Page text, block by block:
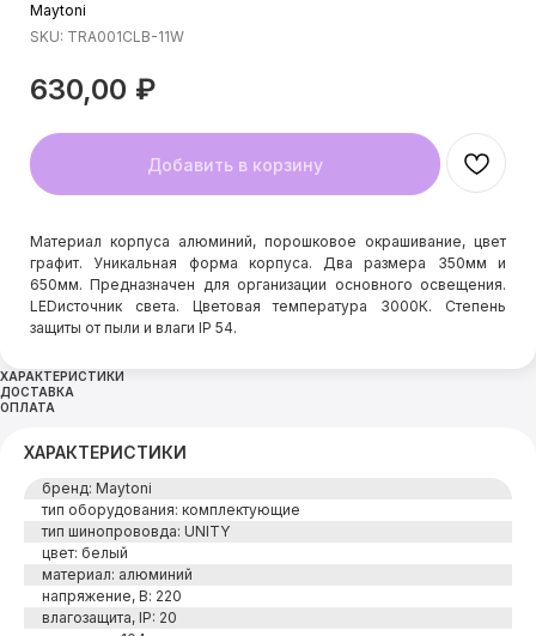
Maytoni
SKU: TRA001CLB-11W
630,00 ₽
Добавить в корзину
Материал корпуса алюминий, порошковое окрашивание, цвет
графит. Уникальная форма корпуса. Два размера 350мм и
650мм. Предназначен для организации основного освещения.
LEDисточник света. Цветовая температура 3000К. Степень
защиты от пыли и влаги IP 54.
ХАРАКТЕРИСТИКИ
ДОСТАВКА
ОПЛАТА
ХАРАКТЕРИСТИКИ
бренд: Maytoni
тип оборудования: комплектующие
тип шинопрововда: UNITY
цвет: белый
материал: алюминий
напряжение, В: 220
влагозащита, IP: 20